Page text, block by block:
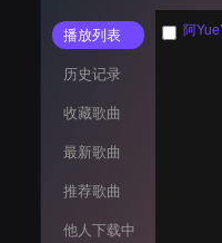
播放列表
历史记录
收藏歌曲
最新歌曲
推荐歌曲
他人下载中
阿